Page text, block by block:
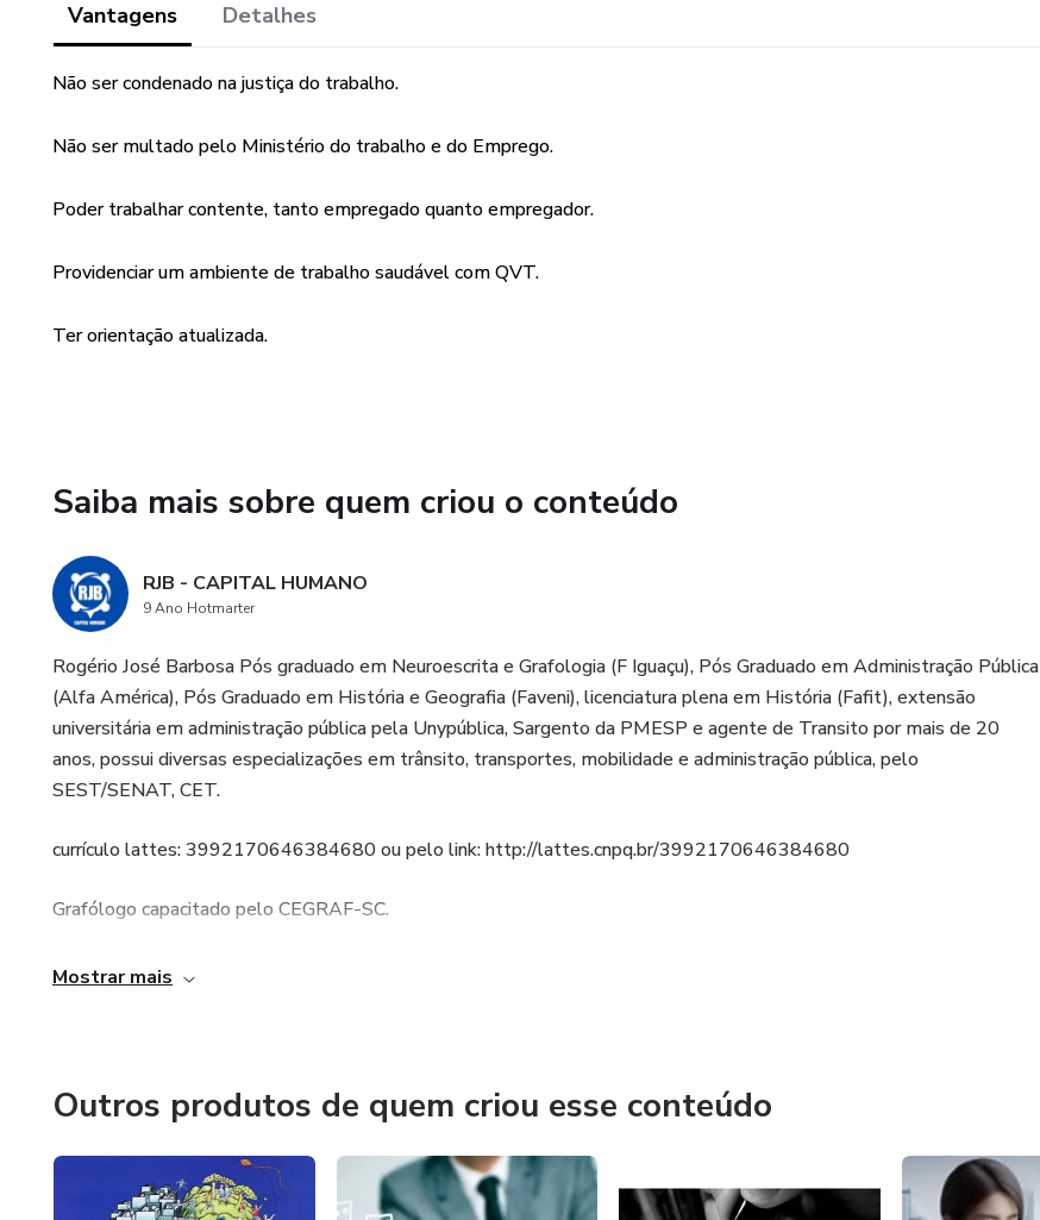
Vantagens Detalhes
Não ser condenado na justiça do trabalho.
Não ser multado pelo Ministério do trabalho e do Emprego.
Poder trabalhar contente, tanto empregado quanto empregador.
Providenciar um ambiente de trabalho saudável com QVT.
Ter orientação atualizada.
Saiba mais sobre quem criou o conteúdo
RJB - CAPITAL HUMANO
9 Ano Hotmarter
Rogério José Barbosa Pós graduado em Neuroescrita e Grafologia (F Iguaçu), Pós Graduado em Administração Pública
(Alfa América), Pós Graduado em História e Geografia (Faveni), licenciatura plena em História (Fafit), extensão
universitária em administração pública pela Unypública, Sargento da PMESP e agente de Transito por mais de 20
anos, possui diversas especializações em trânsito, transportes, mobilidade e administração pública, pelo
SEST/SENAT, CET.
currículo lattes: 3992170646384680 ou pelo link: http://lattes.cnpq.br/3992170646384680
Grafólogo capacitado pelo CEGRAF-SC.
Analista Comportamental capacitado pelo IBC. Instituto Brasileiro de Coaching.
Mostrar mais
Outros produtos de quem criou esse conteúdo